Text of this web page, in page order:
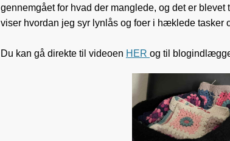
gennemgået for hvad der manglede, og det er
viser hvordan jeg syr lynlås og foer i hæklede tasker
Du kan gå direkte til videoen HER og til